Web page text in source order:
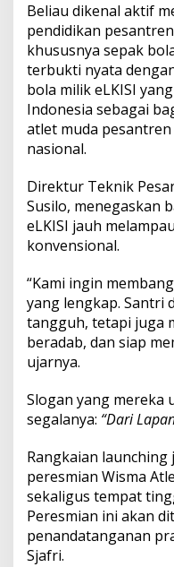
Beliau dikenal aktif
pendidikan
khususnya sepak
terbukti nyata
bola milik eLKISI
Indonesia sebagai
atlet muda
nasional.
Direktur Teknik
Susilo, menegaskan
eLKISI jauh
konvensional.
“Kami ingin
yang lengkap. Santri
tangguh, tetapi juga
beradab, dan siap
ujarnya.
Slogan yang mereka
segalanya: “Dari
Rangkaian
peresmian Wisma
sekaligus tempat
Peresmian ini akan
penandatanganan
Sjafri.